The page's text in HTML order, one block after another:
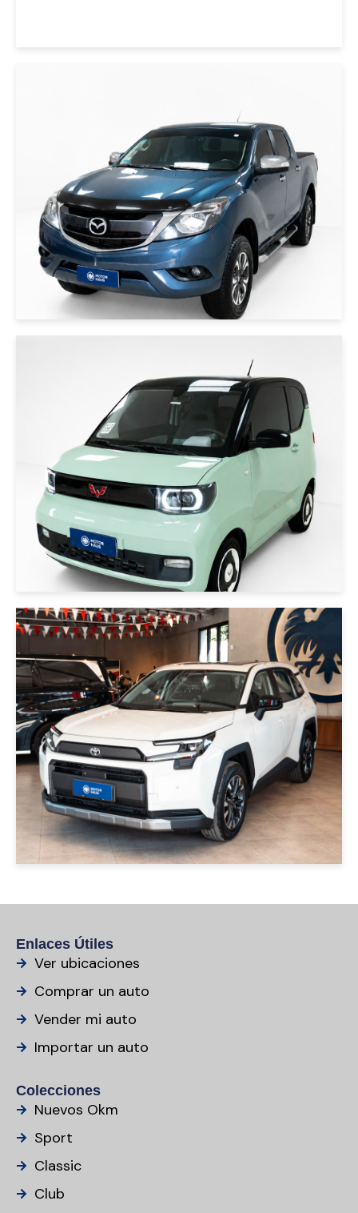
MAZDA BT-50 2021 AZUL
WULING MINI EV 2021 VERDE
Toyota |2026
TOYOTA RAV4 4X2 2.0 LUXURY
2026 PERLA
USD 47000
Enlaces Útiles
Ver ubicaciones
Comprar un auto
Vender mi auto
Importar un auto
Colecciones
Nuevos Okm
Sport
Classic
Club